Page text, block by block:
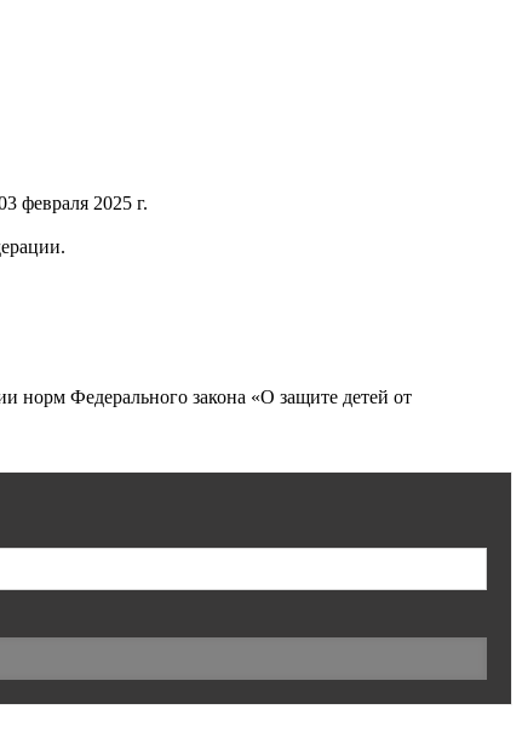
февраля 2025 г.
Федерального закона «О защите детей от